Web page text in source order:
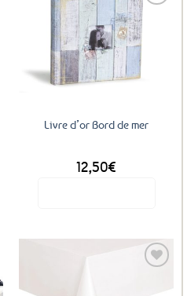
Ajouter
favoris
Livre d’or Bord de mer
12,50€